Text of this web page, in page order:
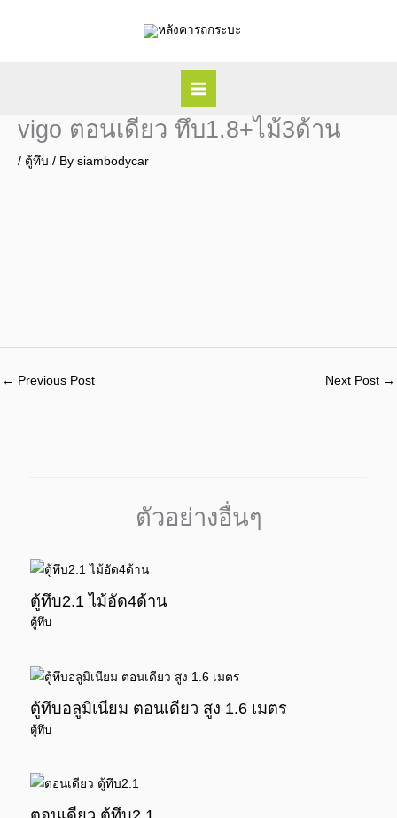
vigo ตอนเดียว ทึบ1.8+ไม้3ด้าน
/ ตู้ทึบ / By siambodycar
← Previous Post Next Post →
ตัวอย่างอื่นๆ
ตู้ทึบ2.1 ไม้อัด4ด้าน
ตู้ทึบ
ตู้ทึบอลูมิเนียม ตอนเดียว สูง 1.6 เมตร
ตู้ทึบ